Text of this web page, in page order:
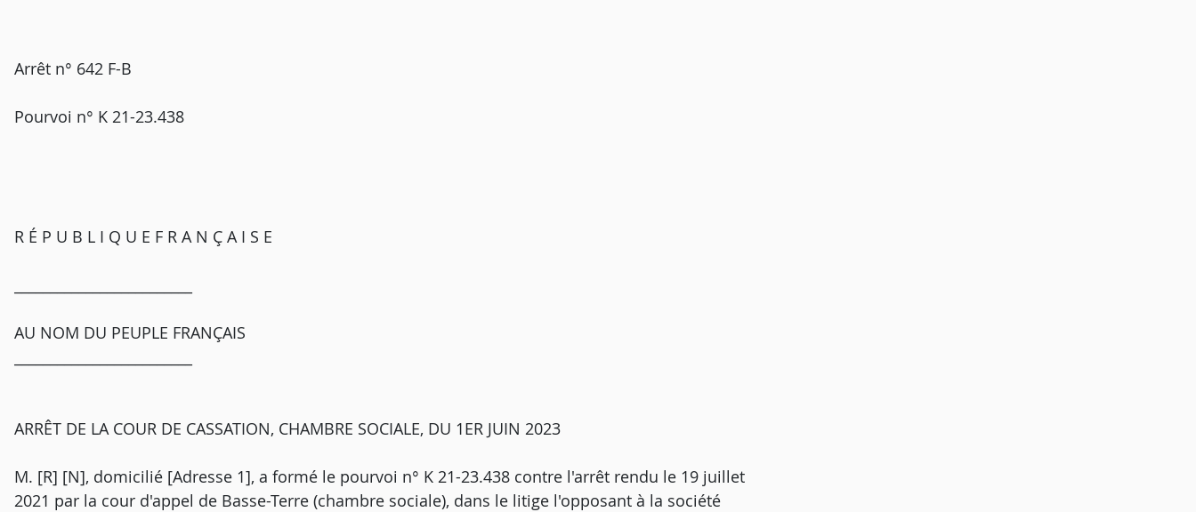
Arrêt n° 642 F-B
Pourvoi n° K 21-23.438
R É P U B L I Q U E F R A N Ç A I S E
AU NOM DU PEUPLE FRANÇAIS
ARRÊT DE LA COUR DE CASSATION, CHAMBRE SOCIALE, DU 1ER JUIN 2023
M. [R] [N], domicilié [Adresse 1], a formé le pourvoi n° K 21-23.438 contre l'arrêt rendu le 19 juillet
2021 par la cour d'appel de Basse-Terre (chambre sociale), dans le litige l'opposant à la société